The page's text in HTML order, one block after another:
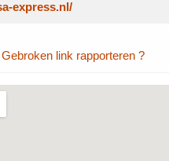
express.nl/
link rapporteren ?